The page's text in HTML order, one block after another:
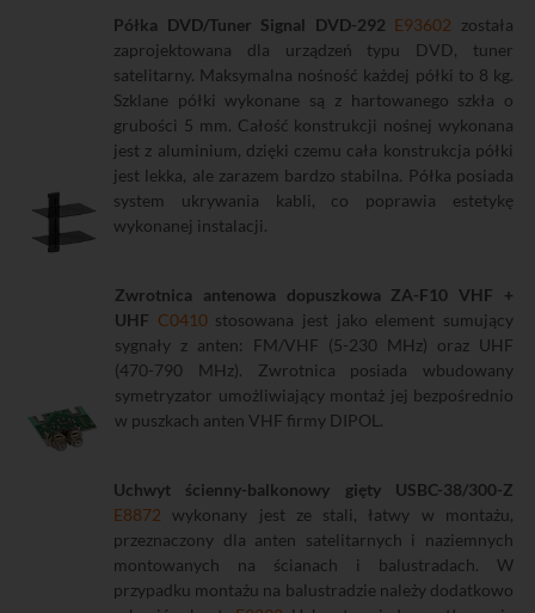
Półka DVD/Tuner Signal DVD-292 E93602 została
zaprojektowana dla urządzeń typu DVD, tuner
satelitarny. Maksymalna nośność każdej półki to 8 kg.
Szklane półki wykonane są z hartowanego szkła o
grubości 5 mm. Całość konstrukcji nośnej wykonana
jest z aluminium, dzięki czemu cała konstrukcja półki
jest lekka, ale zarazem bardzo stabilna. Półka posiada
system ukrywania kabli, co poprawia estetykę
wykonanej instalacji.
Zwrotnica antenowa dopuszkowa ZA-F10 VHF +
UHF C0410stosowana jest jako element sumujący
sygnały z anten: FM/VHF (5-230 MHz) oraz UHF
(470-790 MHz). Zwrotnica posiada wbudowany
symetryzator umożliwiający montaż jej bezpośrednio
w puszkach anten VHF firmy DIPOL.
Uchwyt ścienny-balkonowy gięty USBC-38/300-Z
E8872 wykonany jest ze stali, łatwy w montażu,
przeznaczony dla anten satelitarnych i naziemnych
montowanych na ścianach i balustradach. W
przypadku montażu na balustradzie należy dodatkowo